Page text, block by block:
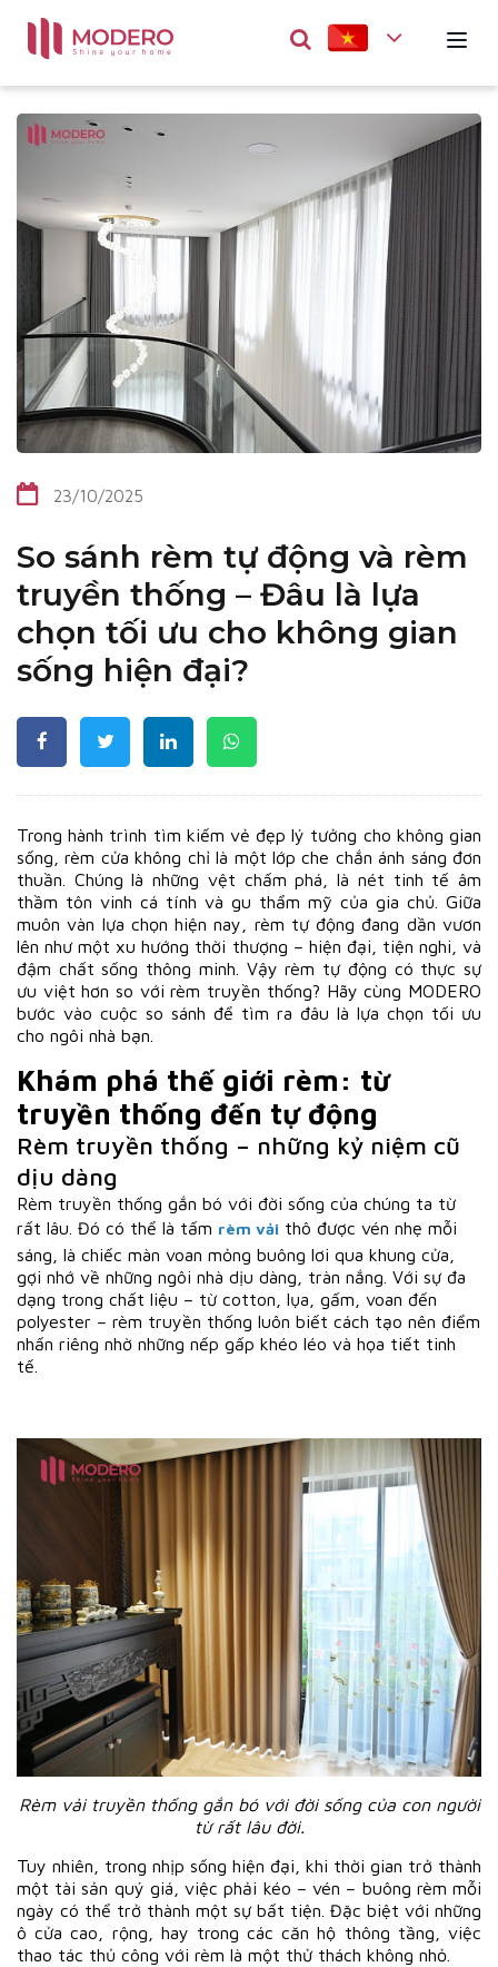
23/10/2025
So sánh rèm tự động và rèm
truyền thống – Đâu là lựa
chọn tối ưu cho không gian
sống hiện đại?
Trong hành trình tìm kiếm vẻ đẹp lý tưởng cho không gian
sống, rèm cửa không chỉ là một lớp che chắn ánh sáng đơn
thuần. Chúng là những vệt chấm phá, là nét tinh tế âm
thầm tôn vinh cá tính và gu thẩm mỹ của gia chủ. Giữa
muôn vàn lựa chọn hiện nay, rèm tự động đang dần vươn
lên như một xu hướng thời thượng – hiện đại, tiện nghi, và
đậm chất sống thông minh. Vậy rèm tự động có thực sự
ưu việt hơn so với rèm truyền thống? Hãy cùng MODERO
bước vào cuộc so sánh để tìm ra đâu là lựa chọn tối ưu
cho ngôi nhà bạn.
Khám phá thế giới rèm: từ
truyền thống đến tự động
Rèm truyền thống – những kỷ niệm cũ
dịu dàng
Rèm truyền thống gắn bó với đời sống của chúng ta từ
rất lâu. Đó có thể là tấm rèm vải thô được vén nhẹ mỗi
sáng, là chiếc màn voan mỏng buông lơi qua khung cửa,
gợi nhớ về những ngôi nhà dịu dàng, tràn nắng. Với sự đa
dạng trong chất liệu – từ cotton, lụa, gấm, voan đến
polyester – rèm truyền thống luôn biết cách tạo nên điểm
nhấn riêng nhờ những nếp gấp khéo léo và họa tiết tinh
tế.
Rèm vải truyền thống gắn bó với đời sống của con người
từ rất lâu đời.
Tuy nhiên, trong nhịp sống hiện đại, khi thời gian trở thành
một tài sản quý giá, việc phải kéo – vén – buông rèm mỗi
ngày có thể trở thành một sự bất tiện. Đặc biệt với những
ô cửa cao, rộng, hay trong các căn hộ thông tầng, việc
thao tác thủ công với rèm là một thử thách không nhỏ.